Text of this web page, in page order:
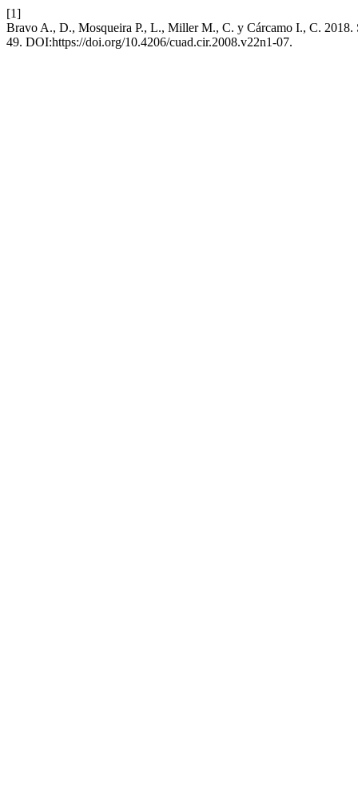
[1]
Bravo A., D., Mosqueira P., L., Miller M., C. y Cárcamo I., C. 2018.
49. DOI:https://doi.org/10.4206/cuad.cir.2008.v22n1-07.